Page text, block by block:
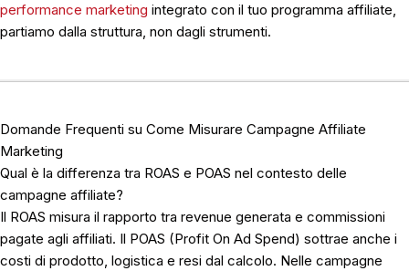
performance marketing integrato con il tuo programma affiliate,
partiamo dalla struttura, non dagli strumenti.
Domande Frequenti su Come Misurare Campagne Affiliate
Marketing
Qual è la differenza tra ROAS e POAS nel contesto delle
campagne affiliate?
Il ROAS misura il rapporto tra revenue generata e commissioni
pagate agli affiliati. Il POAS (Profit On Ad Spend) sottrae anche i
costi di prodotto, logistica e resi dal calcolo. Nelle campagne